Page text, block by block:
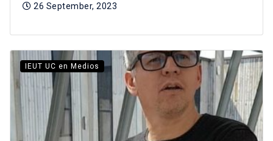
26 September, 2023
IEUT UC en Medios